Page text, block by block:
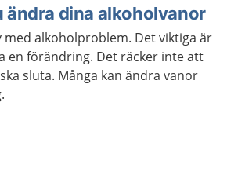
ändra dina alkoholvanor
med alkoholproblem. Det viktiga är
en förändring. Det räcker inte att
sluta. Många kan ändra vanor